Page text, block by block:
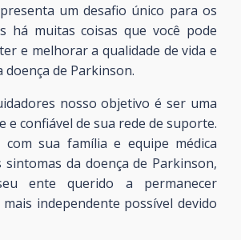
um desafio único para os
há muitas coisas que você pode
e melhorar a qualidade de vida e
doença de Parkinson.
nosso objetivo é ser uma
e confiável de sua rede de suporte.
com sua família e equipe médica
sintomas da doença de Parkinson,
ente querido a permanecer
independente possível devido